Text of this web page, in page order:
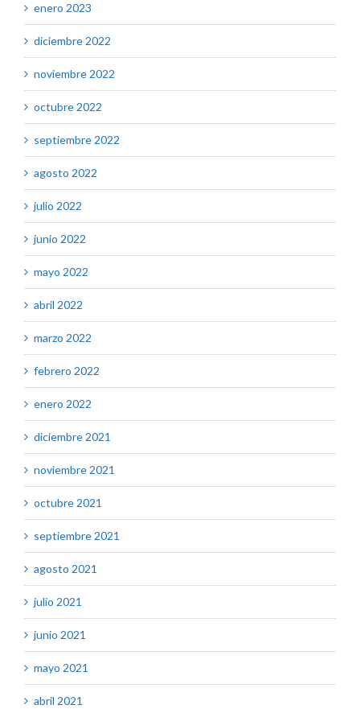
enero 2023
diciembre 2022
noviembre 2022
octubre 2022
septiembre 2022
agosto 2022
julio 2022
junio 2022
mayo 2022
abril 2022
marzo 2022
febrero 2022
enero 2022
diciembre 2021
noviembre 2021
octubre 2021
septiembre 2021
agosto 2021
julio 2021
junio 2021
mayo 2021
abril 2021